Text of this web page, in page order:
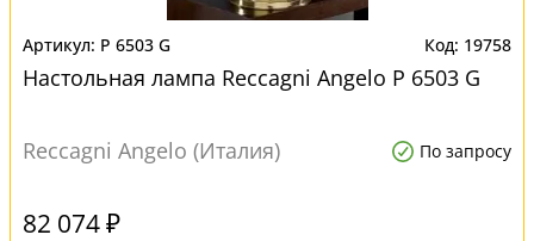
P 6503 G 19758
Настольная лампа Reccagni Angelo P 6503 G
Reccagni Angelo (Италия) По запросу
82 074 ₽